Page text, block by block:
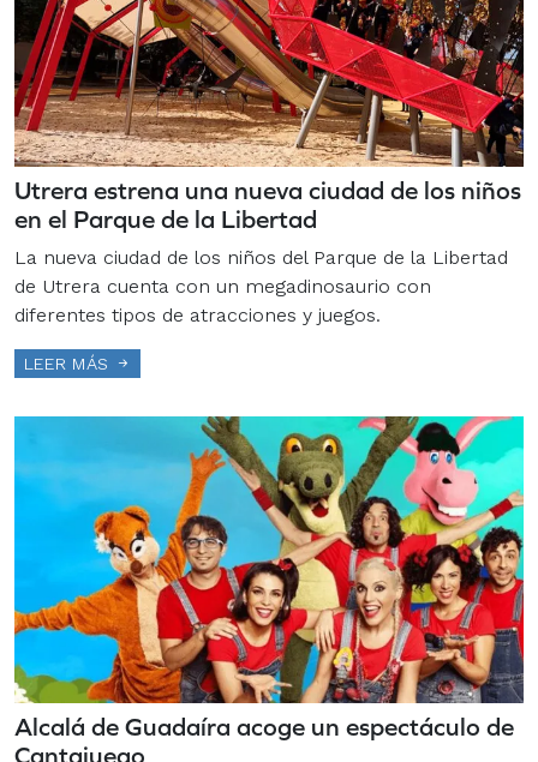
Utrera estrena una nueva ciudad de los niños
en el Parque de la Libertad
La nueva ciudad de los niños del Parque de la Libertad
de Utrera cuenta con un megadinosaurio con
diferentes tipos de atracciones y juegos.
LEER MÁS
Alcalá de Guadaíra acoge un espectáculo de
Cantajuego